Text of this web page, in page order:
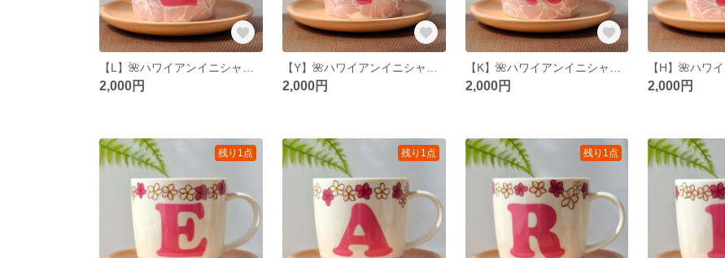
2,000円 2,000円 2,000円 2,000円
残り1点 残り1点 残り1点